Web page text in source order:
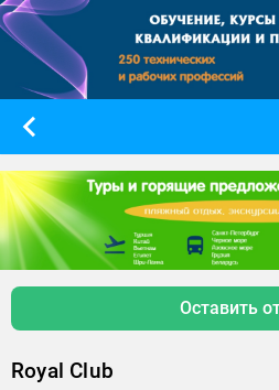
Оставить
Royal Club